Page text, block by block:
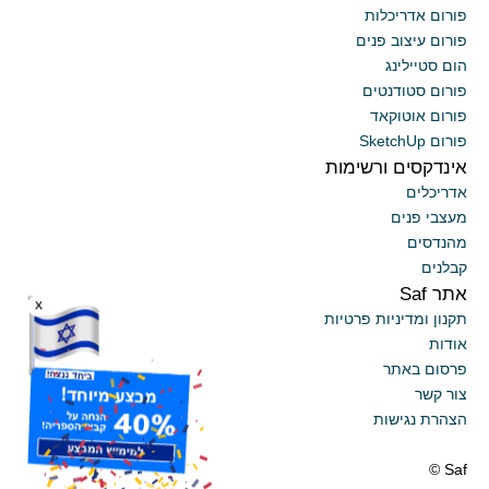
פורום אדריכלות
פורום עיצוב פנים
הום סטיילינג
פורום סטודנטים
פורום אוטוקאד
פורום SketchUp
אינדקסים ורשימות
אדריכלים
מעצבי פנים
מהנדסים
קבלנים
אתר Saf
תקנון ומדיניות פרטיות
אודות
פרסום באתר
צור קשר
הצהרת נגישות
Saf ©
x